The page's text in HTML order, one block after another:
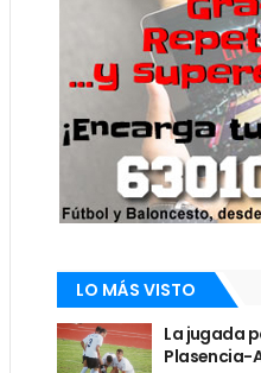
LO MÁS VISTO
La jugada
Plasencia-